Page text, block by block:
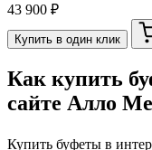
43 900 ₽
Купить в один клик
Как купить
сайте Алло
Купить буфеты в